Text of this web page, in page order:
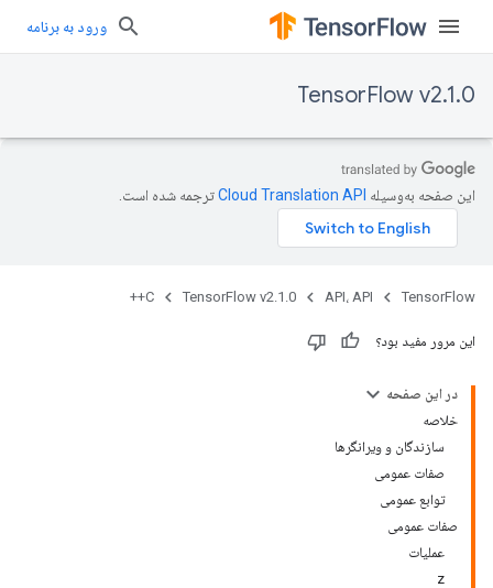
ورود به برنامه
TensorFlow v2.1.0
این صفحه به‌وسیله ترجمه شده است.
TensorFlow API، API TensorFlow v2.1.0
C++
این مرور مفید بود؟
در این صفحه
خلاصه
سازندگان و ویرانگرها
صفات عمومی
توابع عمومی
صفات عمومی
عملیات
z